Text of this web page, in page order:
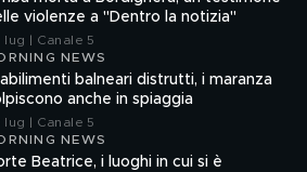
violenze a "Dentro la notizia"
lug | Canale 5
NEWS
balneari distrutti, i maranza
anche in spiaggia
lug | Canale 5
NEWS
Beatrice, i luoghi in cui si è